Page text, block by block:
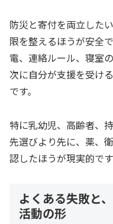
防災と寄付を両立した
限を整えるほうが安全
電、連絡ルール、寝室
次に自分が支援を受け
です。
特に乳幼児、高齢者、
先選びより先に、薬、
認したほうが現実的です
よくある失敗と
活動の形